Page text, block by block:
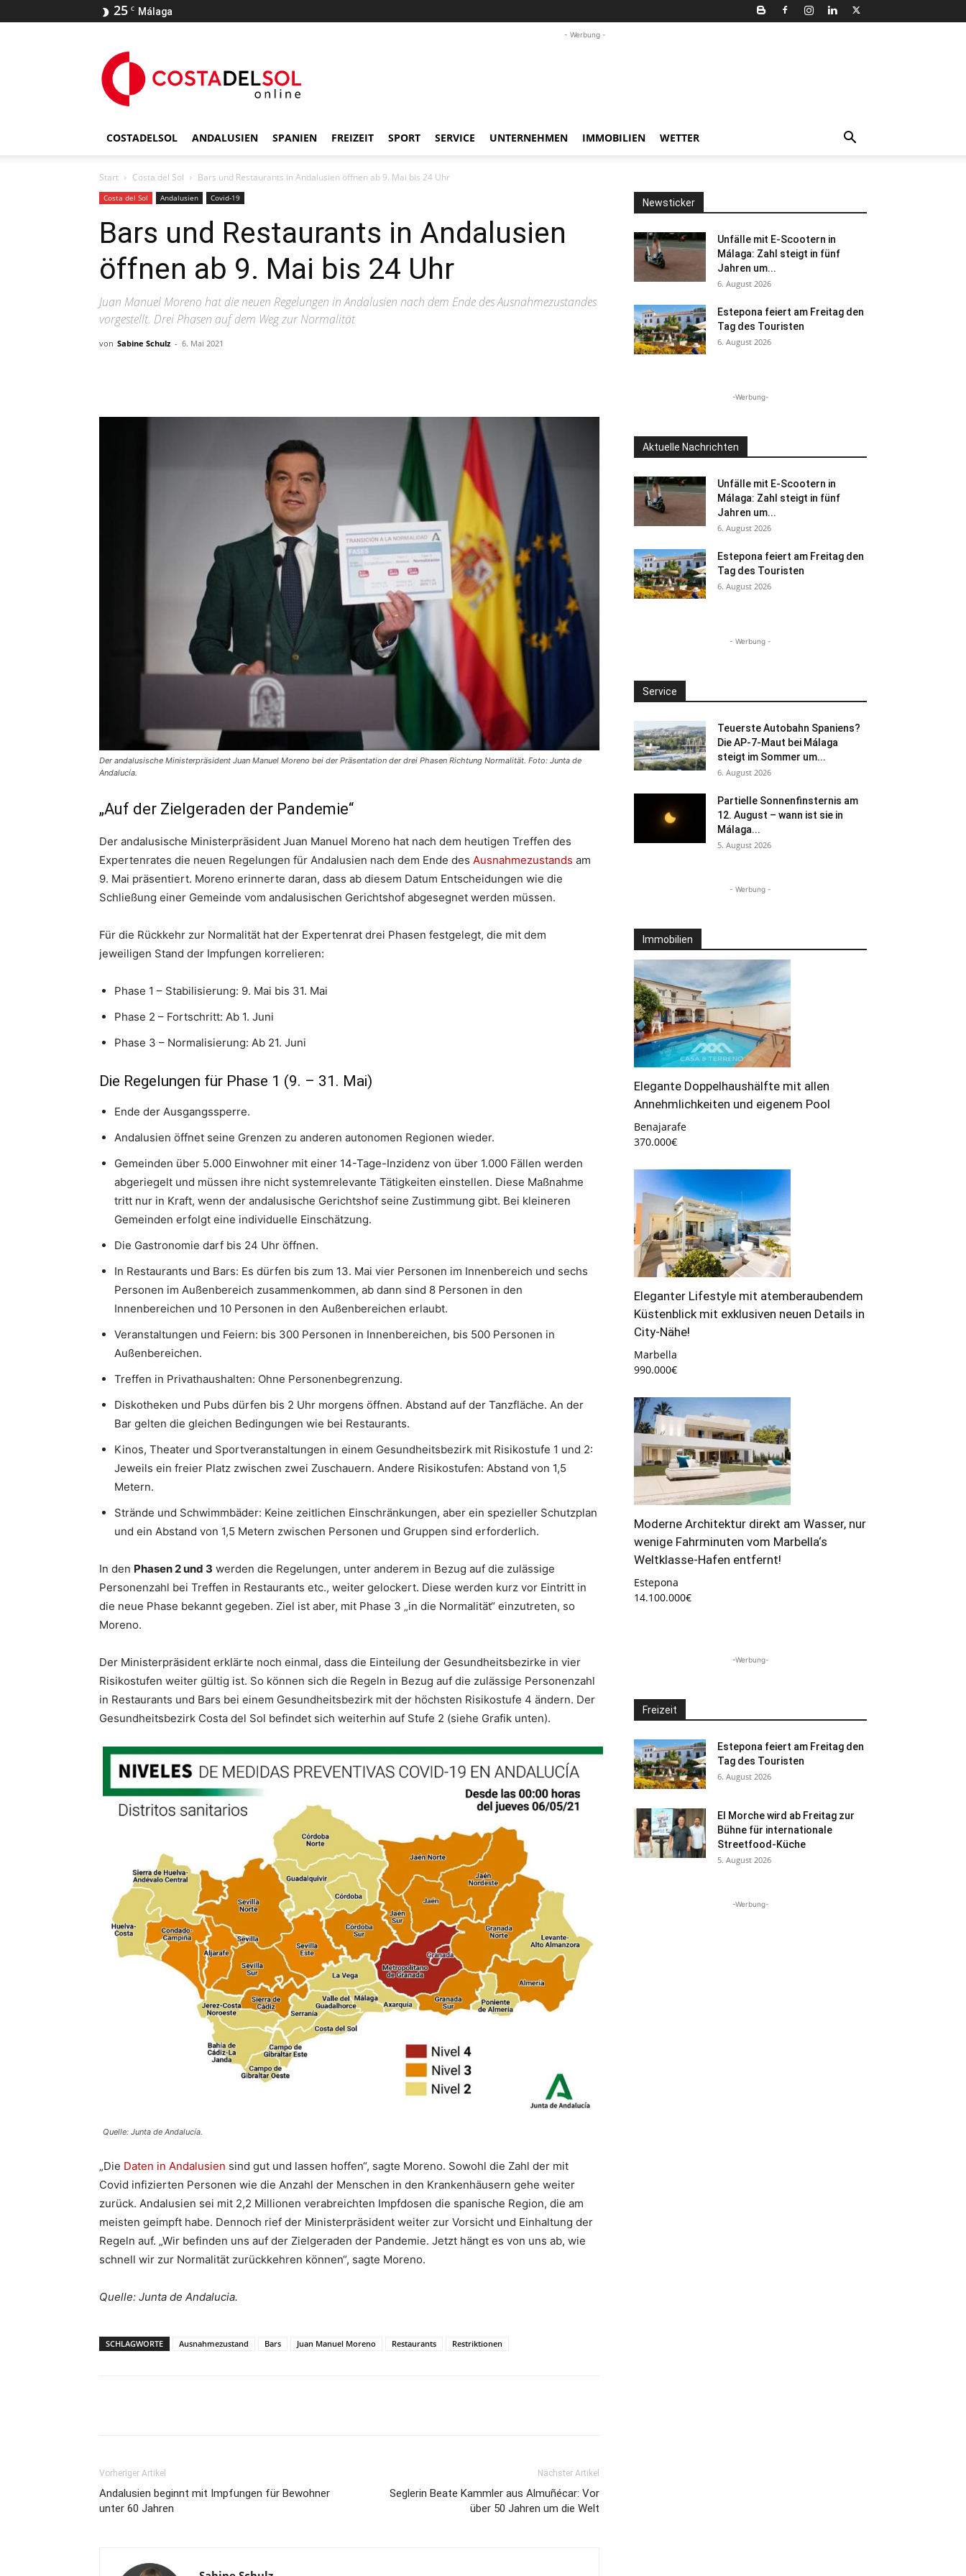
25 C Málaga
- Werbung -
COSTADELSOL ANDALUSIEN SPANIEN FREIZEIT SPORT SERVICE UNTERNEHMEN IMMOBILIEN WETTER
Start Costa del Sol Bars und Restaurants in Andalusien öffnen ab 9. Mai bis 24 Uhr
Costa del Sol Andalusien Covid-19
Bars und Restaurants in Andalusien
öffnen ab 9. Mai bis 24 Uhr
Juan Manuel Moreno hat die neuen Regelungen in Andalusien nach dem Ende des Ausnahmezustandes
vorgestellt. Drei Phasen auf dem Weg zur Normalität
von Sabine Schulz - 6. Mai 2021
Der andalusische Ministerpräsident Juan Manuel Moreno bei der Präsentation der drei Phasen Richtung Normalität. Foto: Junta de
Andalucía.
„Auf der Zielgeraden der Pandemie“
Der andalusische Ministerpräsident Juan Manuel Moreno hat nach dem heutigen Treffen des
Expertenrates die neuen Regelungen für Andalusien nach dem Ende des Ausnahmezustands am
9. Mai präsentiert. Moreno erinnerte daran, dass ab diesem Datum Entscheidungen wie die
Schließung einer Gemeinde vom andalusischen Gerichtshof abgesegnet werden müssen.
Für die Rückkehr zur Normalität hat der Expertenrat drei Phasen festgelegt, die mit dem
jeweiligen Stand der Impfungen korrelieren:
Phase 1 – Stabilisierung: 9. Mai bis 31. Mai
Phase 2 – Fortschritt: Ab 1. Juni
Phase 3 – Normalisierung: Ab 21. Juni
Die Regelungen für Phase 1 (9. – 31. Mai)
Ende der Ausgangssperre.
Andalusien öffnet seine Grenzen zu anderen autonomen Regionen wieder.
Gemeinden über 5.000 Einwohner mit einer 14-Tage-Inzidenz von über 1.000 Fällen werden
abgeriegelt und müssen ihre nicht systemrelevante Tätigkeiten einstellen. Diese Maßnahme
tritt nur in Kraft, wenn der andalusische Gerichtshof seine Zustimmung gibt. Bei kleineren
Gemeinden erfolgt eine individuelle Einschätzung.
Die Gastronomie darf bis 24 Uhr öffnen.
In Restaurants und Bars: Es dürfen bis zum 13. Mai vier Personen im Innenbereich und sechs
Personen im Außenbereich zusammenkommen, ab dann sind 8 Personen in den
Innenbereichen und 10 Personen in den Außenbereichen erlaubt.
Veranstaltungen und Feiern: bis 300 Personen in Innenbereichen, bis 500 Personen in
Außenbereichen.
Treffen in Privathaushalten: Ohne Personenbegrenzung.
Diskotheken und Pubs dürfen bis 2 Uhr morgens öffnen. Abstand auf der Tanzfläche. An der
Bar gelten die gleichen Bedingungen wie bei Restaurants.
Kinos, Theater und Sportveranstaltungen in einem Gesundheitsbezirk mit Risikostufe 1 und 2:
Jeweils ein freier Platz zwischen zwei Zuschauern. Andere Risikostufen: Abstand von 1,5
Metern.
Strände und Schwimmbäder: Keine zeitlichen Einschränkungen, aber ein spezieller Schutzplan
und ein Abstand von 1,5 Metern zwischen Personen und Gruppen sind erforderlich.
In den Phasen 2 und 3 werden die Regelungen, unter anderem in Bezug auf die zulässige
Personenzahl bei Treffen in Restaurants etc., weiter gelockert. Diese werden kurz vor Eintritt in
die neue Phase bekannt gegeben. Ziel ist aber, mit Phase 3 „in die Normalität“ einzutreten, so
Moreno.
Der Ministerpräsident erklärte noch einmal, dass die Einteilung der Gesundheitsbezirke in vier
Risikostufen weiter gültig ist. So können sich die Regeln in Bezug auf die zulässige Personenzahl
in Restaurants und Bars bei einem Gesundheitsbezirk mit der höchsten Risikostufe 4 ändern. Der
Gesundheitsbezirk Costa del Sol befindet sich weiterhin auf Stufe 2 (siehe Grafik unten).
Quelle: Junta de Andalucía.
„Die Daten in Andalusien sind gut und lassen hoffen“, sagte Moreno. Sowohl die Zahl der mit
Covid infizierten Personen wie die Anzahl der Menschen in den Krankenhäusern gehe weiter
zurück. Andalusien sei mit 2,2 Millionen verabreichten Impfdosen die spanische Region, die am
meisten geimpft habe. Dennoch rief der Ministerpräsident weiter zur Vorsicht und Einhaltung der
Regeln auf. „Wir befinden uns auf der Zielgeraden der Pandemie. Jetzt hängt es von uns ab, wie
schnell wir zur Normalität zurückkehren können“, sagte Moreno.
Quelle: Junta de Andalucia.
SCHLAGWORTE Ausnahmezustand Bars Juan Manuel Moreno Restaurants Restriktionen
Vorheriger Artikel
Andalusien beginnt mit Impfungen für Bewohner
unter 60 Jahren
Nächster Artikel
Seglerin Beate Kammler aus Almuñécar: Vor
über 50 Jahren um die Welt
Newsticker
Unfälle mit E-Scootern in
Málaga: Zahl steigt in fünf
Jahren um...
6. August 2026
Estepona feiert am Freitag den
Tag des Touristen
6. August 2026
-Werbung-
Aktuelle Nachrichten
Unfälle mit E-Scootern in
Málaga: Zahl steigt in fünf
Jahren um...
6. August 2026
Estepona feiert am Freitag den
Tag des Touristen
6. August 2026
- Werbung -
Service
Teuerste Autobahn Spaniens?
Die AP-7-Maut bei Málaga
steigt im Sommer um...
6. August 2026
Partielle Sonnenfinsternis am
12. August – wann ist sie in
Málaga...
5. August 2026
- Werbung -
Immobilien
Elegante Doppelhaushälfte mit allen
Annehmlichkeiten und eigenem Pool
Benajarafe
370.000€
Eleganter Lifestyle mit atemberaubendem
Küstenblick mit exklusiven neuen Details in
City-Nähe!
Marbella
990.000€
Moderne Architektur direkt am Wasser, nur
wenige Fahrminuten vom Marbella‘s
Weltklasse-Hafen entfernt!
Estepona
14.100.000€
-Werbung-
Freizeit
Estepona feiert am Freitag den
Tag des Touristen
6. August 2026
El Morche wird ab Freitag zur
Bühne für internationale
Streetfood-Küche
5. August 2026
-Werbung-